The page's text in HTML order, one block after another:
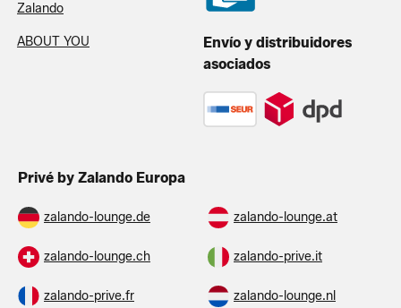
Zalando
ABOUT YOU
Envío y distribuidores
asociados
Privé by Zalando Europa
zalando-lounge.de zalando-lounge.at
zalando-lounge.ch zalando-prive.it
zalando-prive.fr zalando-lounge.nl